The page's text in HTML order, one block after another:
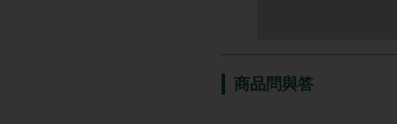
商品問與答